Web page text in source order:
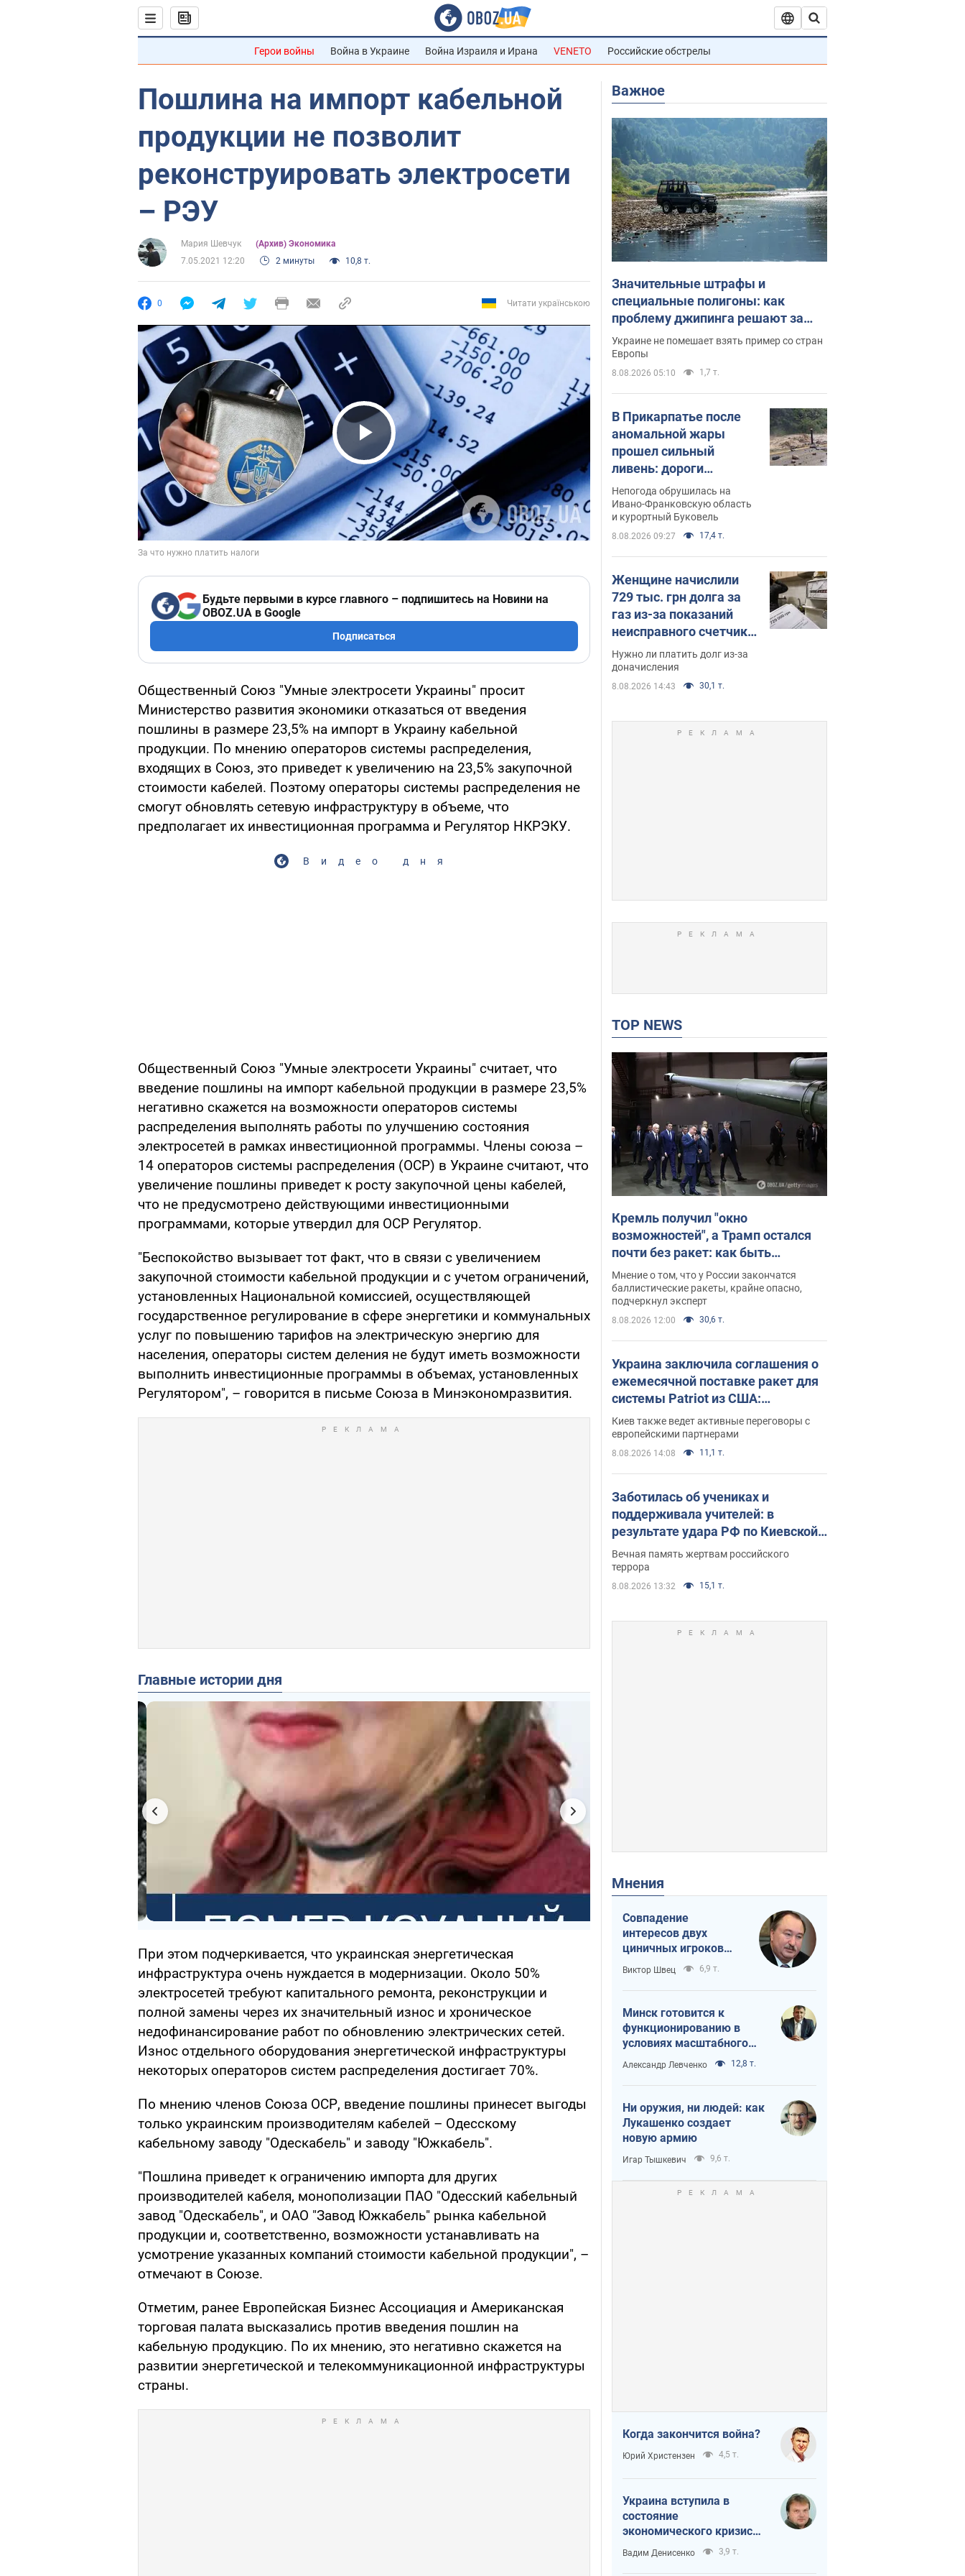
Герои войны Война в Украине Война Израиля и Ирана VENETO Российские обстрелы
Пошлина на импорт кабельной
продукции не позволит
реконструировать электросети
– РЭУ
Мария Шевчук
(Архив) Экономика
7.05.2021 12:20
2 минуты 10,8 т.
0 Читати українською
Play Video
Будьте первыми в курсе главного – подпишитесь на Новини на
OBOZ.UA в Google
Подписаться
Общественный Союз "Умные электросети Украины" просит
Министерство развития экономики отказаться от введения
пошлины в размере 23,5% на импорт в Украину кабельной
продукции. По мнению операторов системы распределения,
входящих в Союз, это приведет к увеличению на 23,5% закупочной
стоимости кабелей. Поэтому операторы системы распределения не
смогут обновлять сетевую инфраструктуру в объеме, что
предполагает их инвестиционная программа и Регулятор НКРЭКУ.
Видео дня
Общественный Союз "Умные электросети Украины" считает, что
введение пошлины на импорт кабельной продукции в размере 23,5%
негативно скажется на возможности операторов системы
распределения выполнять работы по улучшению состояния
электросетей в рамках инвестиционной программы. Члены союза –
14 операторов системы распределения (ОСР) в Украине считают, что
увеличение пошлины приведет к росту закупочной цены кабелей,
что не предусмотрено действующими инвестиционными
программами, которые утвердил для ОСР Регулятор.
"Беспокойство вызывает тот факт, что в связи с увеличением
закупочной стоимости кабельной продукции и с учетом ограничений,
установленных Национальной комиссией, осуществляющей
государственное регулирование в сфере энергетики и коммунальных
услуг по повышению тарифов на электрическую энергию для
населения, операторы систем деления не будут иметь возможности
выполнить инвестиционные программы в объемах, установленных
Регулятором", – говорится в письме Союза в Минэкономразвития.
Главные истории дня
При этом подчеркивается, что украинская энергетическая
инфраструктура очень нуждается в модернизации. Около 50%
электросетей требуют капитального ремонта, реконструкции и
полной замены через их значительный износ и хроническое
недофинансирование работ по обновлению электрических сетей.
Износ отдельного оборудования энергетической инфраструктуры
некоторых операторов систем распределения достигает 70%.
По мнению членов Союза ОСР, введение пошлины принесет выгоды
только украинским производителям кабелей – Одесскому
кабельному заводу "Одескабель" и заводу "Южкабель".
"Пошлина приведет к ограничению импорта для других
производителей кабеля, монополизации ПАО "Одесский кабельный
завод "Одескабель", и ОАО "Завод Южкабель" рынка кабельной
продукции и, соответственно, возможности устанавливать на
усмотрение указанных компаний стоимости кабельной продукции", –
отмечают в Союзе.
Отметим, ранее Европейская Бизнес Ассоциация и Американская
торговая палата высказались против введения пошлин на
кабельную продукцию. По их мнению, это негативно скажется на
развитии энергетической и телекоммуникационной инфраструктуры
страны.
Важное
Значительные штрафы и
специальные полигоны: как
проблему джипинга решают за
границей
Украине не помешает взять пример со стран
Европы
8.08.2026 05:10 1,7 т.
В Прикарпатье после
аномальной жары
прошел сильный
ливень: дороги
превратились в реки.
Видео
Непогода обрушилась на
Ивано-Франковскую область
и курортный Буковель
8.08.2026 09:27 17,4 т.
Женщине начислили
729 тыс. грн долга за
газ из-за показаний
неисправного счетчика:
судья вынес
неожиданное решение
Нужно ли платить долг из-за
доначисления
8.08.2026 14:43 30,1 т.
TOP NEWS
Кремль получил "окно
возможностей", а Трамп остался
почти без ракет: как быть
Украине? Интервью с Мельником
Мнение о том, что у России закончатся
баллистические ракеты, крайне опасно,
подчеркнул эксперт
8.08.2026 12:00 30,6 т.
Украина заключила соглашения о
ежемесячной поставке ракет для
системы Patriot из США:
Зеленский раскрыл подробности
Киев также ведет активные переговоры с
европейскими партнерами
8.08.2026 14:08 11,1 т.
Заботилась об учениках и
поддерживала учителей: в
результате удара РФ по Киевской
области погибли директор
киевского лицея, её муж и внук
Вечная память жертвам российского
террора
8.08.2026 13:32 15,1 т.
Мнения
Совпадение
интересов двух
циничных игроков
или тайный план
Трампа и Путина?
Виктор Швец 6,9 т.
Минск готовится к
функционированию в
условиях масштабного
военного кризиса
Александр Левченко 12,8 т.
Ни оружия, ни людей: как
Лукашенко создает
новую армию
Игар Тышкевич 9,6 т.
Когда закончится война?
Юрий Христензен 4,5 т.
Украина вступила в
состояние
экономического кризиса.
Есть ли свет в конце
туннеля?
Вадим Денисенко 3,9 т.